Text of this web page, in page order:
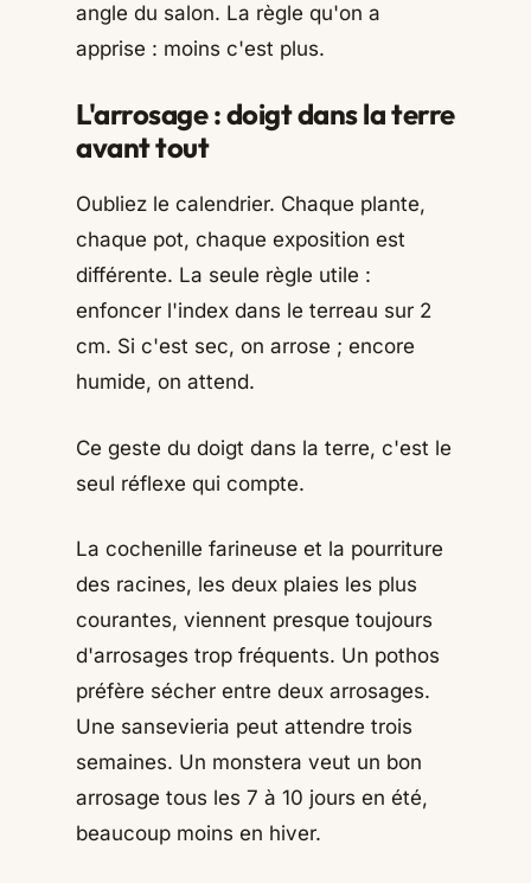
angle du salon. La règle qu'on a
apprise : moins c'est plus.
L'arrosage : doigt dans la terre
avant tout
Oubliez le calendrier. Chaque plante,
chaque pot, chaque exposition est
différente. La seule règle utile :
enfoncer l'index dans le terreau sur 2
cm. Si c'est sec, on arrose ; encore
humide, on attend.
Ce geste du doigt dans la terre, c'est le
seul réflexe qui compte.
La cochenille farineuse et la pourriture
des racines, les deux plaies les plus
courantes, viennent presque toujours
d'arrosages trop fréquents. Un pothos
préfère sécher entre deux arrosages.
Une sansevieria peut attendre trois
semaines. Un monstera veut un bon
arrosage tous les 7 à 10 jours en été,
beaucoup moins en hiver.